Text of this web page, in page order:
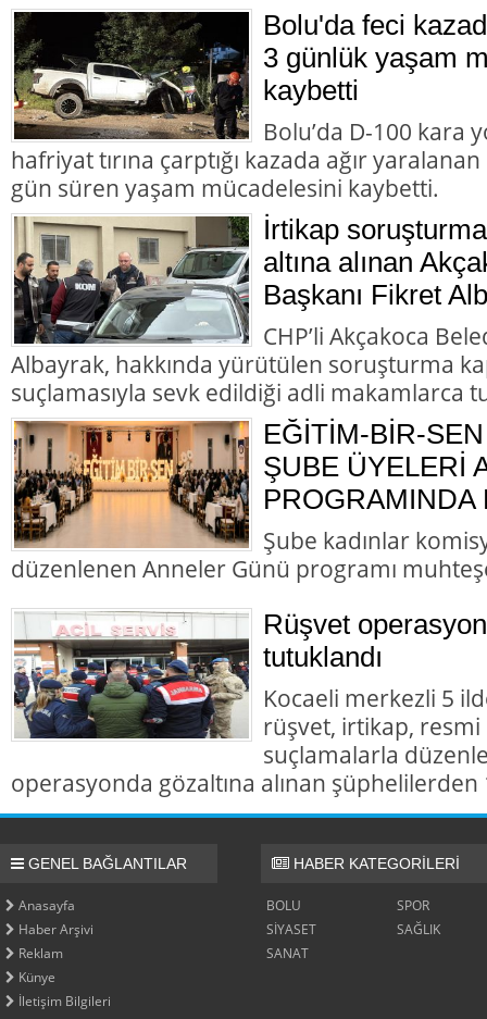
Bolu'da feci
3 günlük yaşam
kaybetti
Bolu’da D-100 kara
hafriyat tırına çarptığı kazada ağır
gün süren yaşam mücadelesini kaybetti.
İrtikap
altına alınan
Başkanı Fikret
CHP’li Akçakoca
Albayrak, hakkında yürütülen soruşturma
suçlamasıyla sevk edildiği adli makamlarca
EĞİTİM-BİR-
ŞUBE ÜYELERİ
PROGRAMINDA
Şube kadınlar
düzenlenen Anneler Günü programı
Rüşvet
tutuklandı
Kocaeli merkezli 5
rüşvet, irtikap,
suçlamalarla
operasyonda gözaltına alınan
GENEL BAĞLANTILAR
Anasayfa
Haber Arşivi
Reklam
Künye
İletişim Bilgileri
HABER KATEGORİLERİ
BOLU
SPOR
SİYASET
SAĞLIK
SANAT